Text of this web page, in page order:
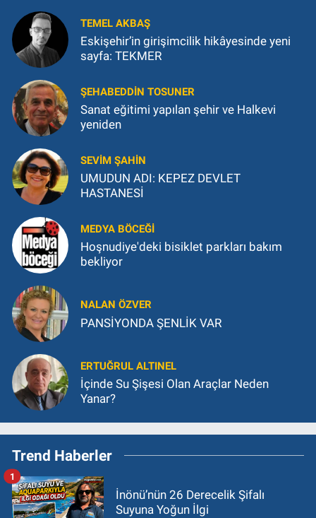
TEMEL AKBAŞ
Eskişehir’in girişimcilik hikâyesinde yeni
sayfa: TEKMER
ŞEHABEDDIN TOSUNER
Sanat eğitimi yapılan şehir ve Halkevi
yeniden
SEVIM ŞAHIN
UMUDUN ADI: KEPEZ DEVLET
HASTANESİ
MEDYA BÖCEĞI
Hoşnudiye'deki bisiklet parkları bakım
bekliyor
NALAN ÖZVER
PANSİYONDA ŞENLİK VAR
ERTUĞRUL ALTINEL
İçinde Su Şişesi Olan Araçlar Neden
Yanar?
Trend Haberler
İnönü’nün 26 Derecelik Şifalı
Suyuna Yoğun İlgi
1